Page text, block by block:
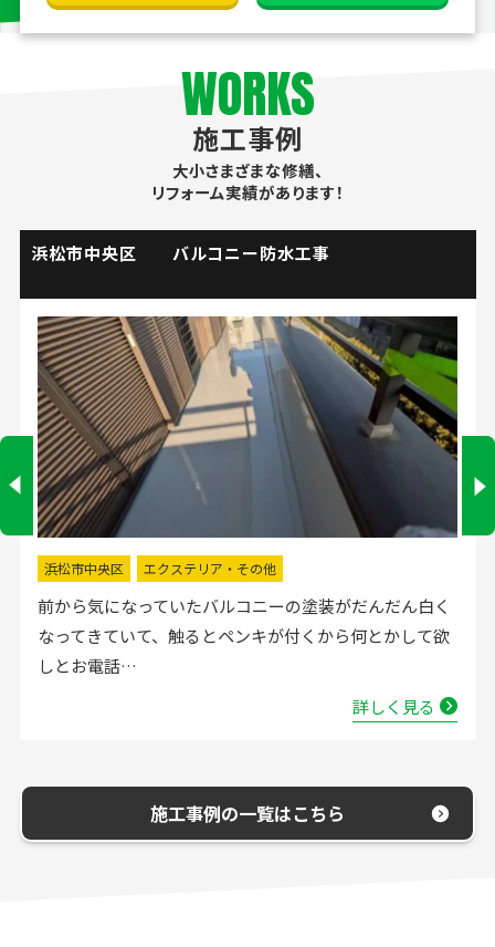
WORKS
施工事例
大小さまざまな修繕、
リフォーム実績があります！
掛川市 流し台水栓取替工事
掛川市 水回りリフォーム
流し台の水栓が壊れたので直してほしいと弊社にお電話
いただきました。確認した所、水栓の吐水が落ちたよう
で取替する…
詳しく見る
施工事例の一覧はこちら